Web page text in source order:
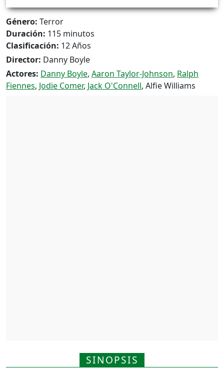
Género: Terror
Duración: 115 minutos
Clasificación: 12 Años
Director: Danny Boyle
Actores: Danny Boyle, Aaron Taylor-Johnson, Ralph
Fiennes, Jodie Comer, Jack O'Connell, Alfie Williams
SINOPSIS